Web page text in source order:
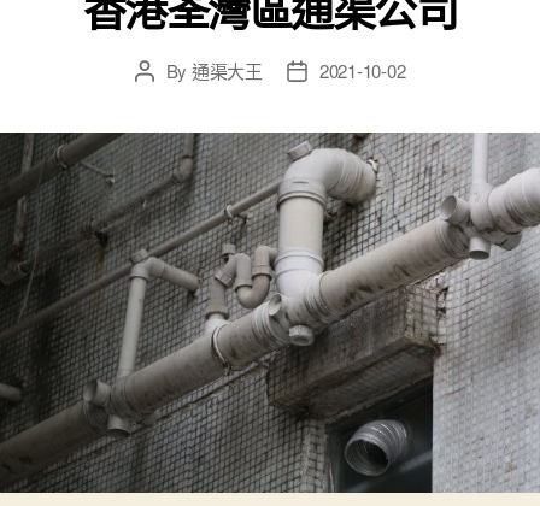
PostBy 通渠大王
Post2021-10-02